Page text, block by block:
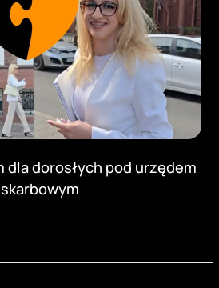
dla dorosłych pod urzędem
skarbowym